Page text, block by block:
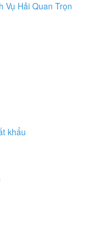
khẩu